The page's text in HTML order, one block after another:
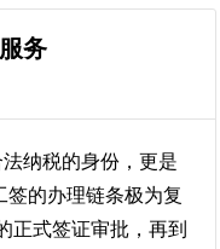
务
纳税的身份，更是
的办理链条极为复
正式签证审批，再到